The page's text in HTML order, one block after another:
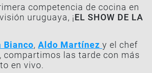
competencia de cocina en
uruguaya, ¡EL SHOW DE LA
Bianco, Aldo Martínez y el chef
, compartimos las tarde con más
en vivo.